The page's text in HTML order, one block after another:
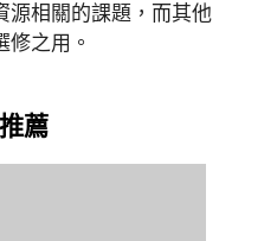
源相關的課題，而其他
之用。
薦